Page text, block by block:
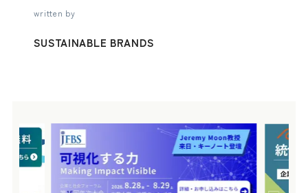
written by
SUSTAINABLE BRANDS